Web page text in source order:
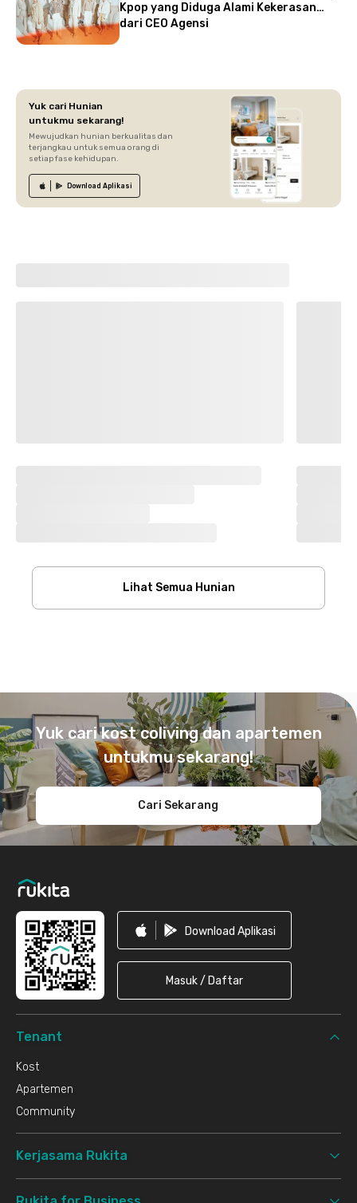
Kpop yang Diduga Alami Kekerasan
dari CEO Agensi
Yuk cari Hunian
untukmu sekarang!
Mewujudkan hunian berkualitas dan
terjangkau untuk semua orang di
setiap fase kehidupan.
Download Aplikasi
Lihat Semua Hunian
Yuk cari kost coliving dan apartemen
untukmu sekarang!
Cari Sekarang
Download Aplikasi
Masuk / Daftar
Tenant
Kost
Apartemen
Community
Kerjasama Rukita